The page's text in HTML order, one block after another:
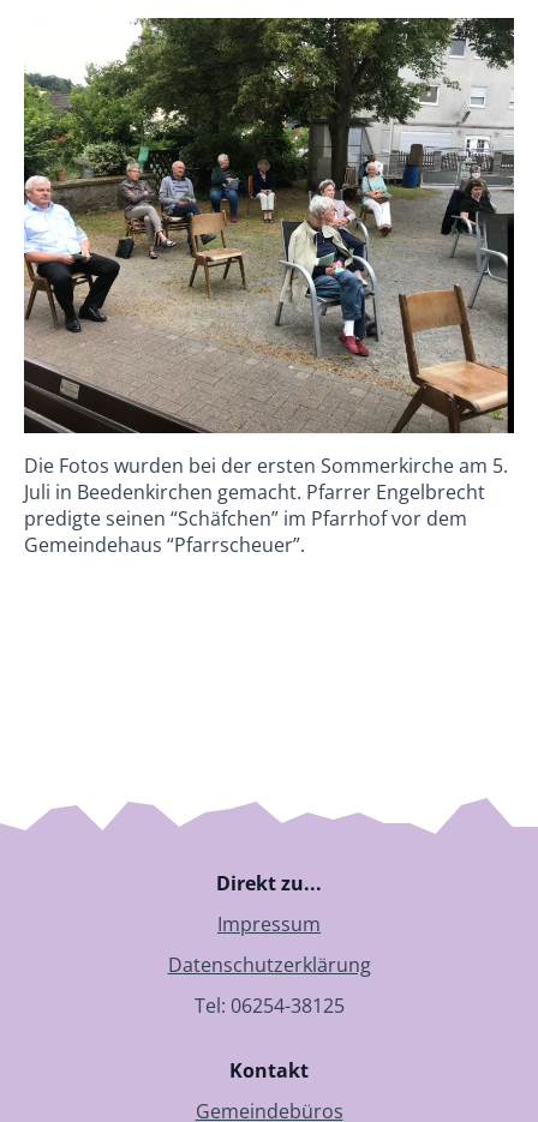
Die Fotos wurden bei der ersten Sommerkirche am 5.
Juli in Beedenkirchen gemacht. Pfarrer Engelbrecht
predigte seinen “Schäfchen” im Pfarrhof vor dem
Gemeindehaus “Pfarrscheuer”.
Direkt zu...
Impressum
Datenschutzerklärung
Tel: 06254-38125
Kontakt
Gemeindebüros